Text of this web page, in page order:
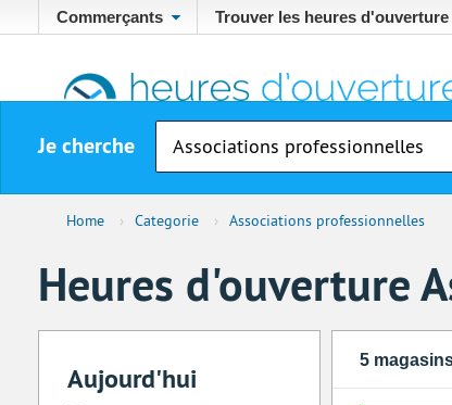
Commerçants Trouver les heures d'ouverture
Je cherche
Home › Categorie › Associations professionnelles
Heures d'ouverture
Aujourd'hui
5